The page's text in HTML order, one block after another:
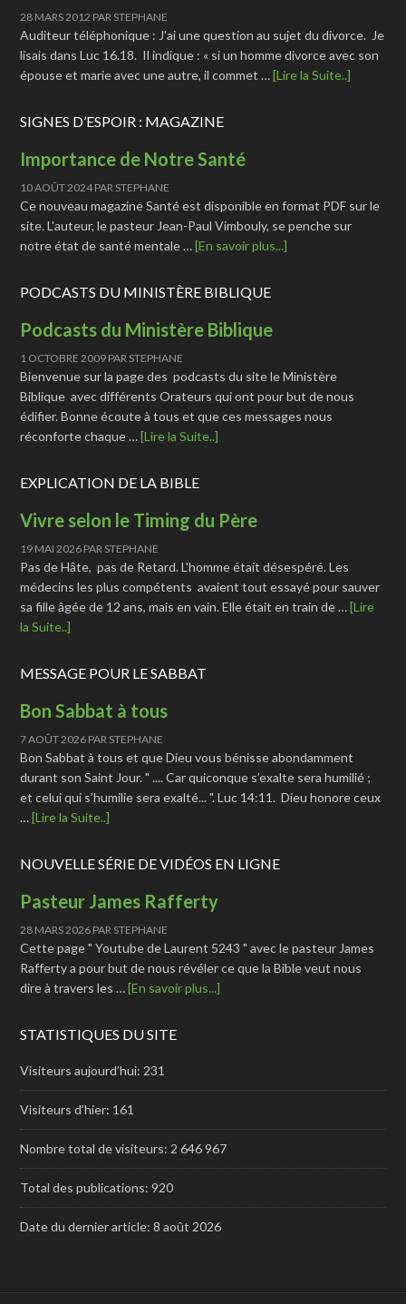
28 MARS 2012 PAR STEPHANE
Auditeur téléphonique : J'ai une question au sujet du divorce. Je
lisais dans Luc 16.18. Il indique : « si un homme divorce avec son
épouse et marie avec une autre, il commet …[Lire la Suite..]
SIGNES D’ESPOIR : MAGAZINE
Importance de Notre Santé
10 AOÛT 2024PAR STEPHANE
Ce nouveau magazine Santé est disponible en format PDF sur le
site. L'auteur, le pasteur Jean-Paul Vimbouly, se penche sur
notre état de santé mentale …[En savoir plus...]
PODCASTS DU MINISTÈRE BIBLIQUE
Podcasts du Ministère Biblique
1 OCTOBRE 2009 PAR STEPHANE
Bienvenue sur la page des podcasts du site le Ministère
Biblique avec différents Orateurs qui ont pour but de nous
édifier. Bonne écoute à tous et que ces messages nous
réconforte chaque …[Lire la Suite..]
EXPLICATION DE LA BIBLE
Vivre selon le Timing du Père
19 MAI 2026 PAR STEPHANE
Pas de Hâte, pas de Retard. L'homme était désespéré. Les
médecins les plus compétents avaient tout essayé pour sauver
sa fille âgée de 12 ans, mais en vain. Elle était en train de …[Lire
la Suite..]
MESSAGE POUR LE SABBAT
Bon Sabbat à tous
7 AOÛT 2026 PAR STEPHANE
Bon Sabbat à tous et que Dieu vous bénisse abondamment
durant son Saint Jour. " .... Car quiconque s’exalte sera humilié ;
et celui qui s’humilie sera exalté... ". Luc 14:11. Dieu honore ceux
…[Lire la Suite..]
NOUVELLE SÉRIE DE VIDÉOS EN LIGNE
Pasteur James Rafferty
28 MARS 2026 PAR STEPHANE
Cette page " Youtube de Laurent 5243 " avec le pasteur James
Rafferty a pour but de nous révéler ce que la Bible veut nous
dire à travers les …[En savoir plus...]
STATISTIQUES DU SITE
Visiteurs aujourd’hui: 231
Visiteurs d’hier: 161
Nombre total de visiteurs: 2 646 967
Total des publications:920
Date du dernier article:8 août 2026